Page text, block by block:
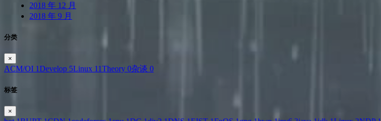
2018 年 12 月
2018 年 9 月
分类
×
ACM/OI 1Develop 5Linux 11Theory 0杂谈 0
标签
×